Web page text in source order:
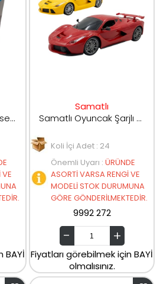
Samatlı Oyuncak Mikser J613
BAYİ
Samatlı
Samatlı Oyuncak Şarjlı Uzaktan Kumandalı Araba JX6V600-54A
Koli İçi Adet : 24
Önemli Uyarı : ÜRÜNDE
ASORTİ VARSA RENGİ VE
MODELİ STOK DURUMUNA
GÖRE GÖNDERİLMEKTEDİR.
9992 272
Fiyatları görebilmek için BAYİ
olmalısınız.